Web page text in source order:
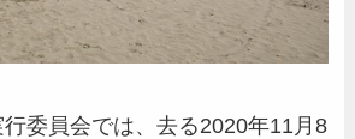
委員会では、去る2020年11月8